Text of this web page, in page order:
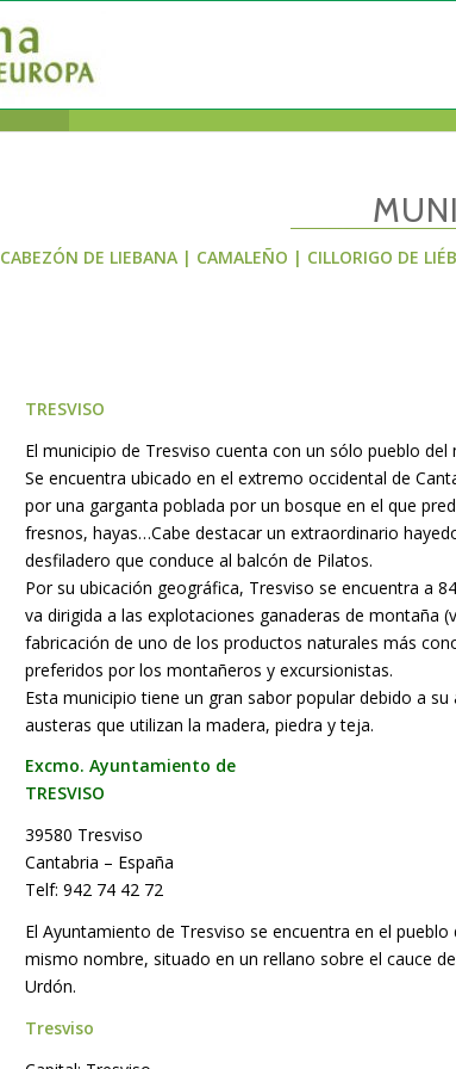
CABEZÓN DE LIEBANA| CAMALEÑO | CILLORIGO DE
TRESVISO
El municipio de Tresviso cuenta con un sólo pueblo
Se encuentra ubicado en el extremo occidental de
por una garganta poblada por un bosque en el que
fresnos, hayas…Cabe destacar un extraordinario
desfiladero que conduce al balcón de Pilatos.
Por su ubicación geográfica, Tresviso se encuentra a
va dirigida a las explotaciones ganaderas de montaña
fabricación de uno de los productos naturales más
preferidos por los montañeros y excursionistas.
Esta municipio tiene un gran sabor popular debido a
austeras que utilizan la madera, piedra y teja.
Excmo. Ayuntamiento de
TRESVISO
39580 Tresviso
Cantabria – España
Telf: 942 74 42 72
El Ayuntamiento de Tresviso se encuentra en el pueblo
mismo nombre, situado en un rellano sobre el cauce
Urdón.
Tresviso